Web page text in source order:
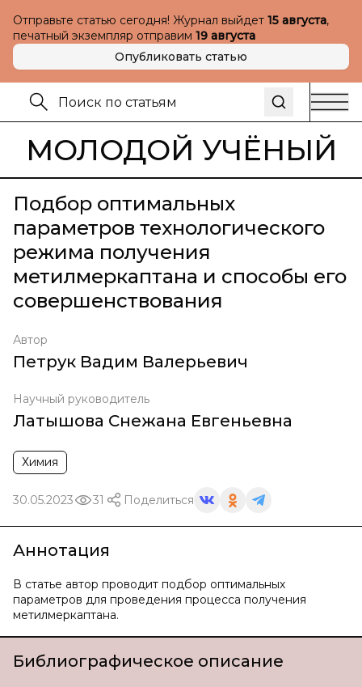
Отправьте статью сегодня! Журнал выйдет 15 августа,
печатный экземпляр отправим 19 августа
Опубликовать статью
МОЛОДОЙ УЧЁНЫЙ
Подбор оптимальных
параметров технологического
режима получения
метилмеркаптана и способы его
совершенствования
Автор
Петрук Вадим Валерьевич
Научный руководитель
Латышова Снежана Евгеньевна
Химия
30.05.2023 31 Поделиться
Аннотация
В статье автор проводит подбор оптимальных
параметров для проведения процесса получения
метилмеркаптана.
Библиографическое описание